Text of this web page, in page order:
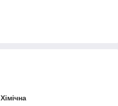
Хімічна